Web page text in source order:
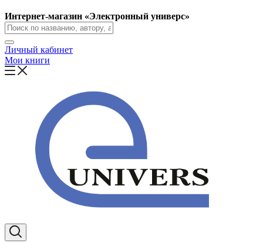
Интернет-магазин «Электронный универс»
Личный кабинет
Мои книги